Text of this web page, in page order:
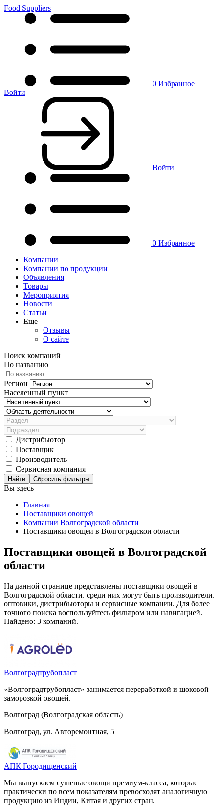
Food Suppliers
0 Избранное
Войти
Войти
0 Избранное
Компании
Компании по продукции
Объявления
Товары
Мероприятия
Новости
Статьи
Еще
Отзывы
О сайте
Поиск компаний
По названию
Регион
Населенный пункт
Дистрибьютор
Поставщик
Производитель
Сервисная компания
Сбросить фильтры
Вы здесь
Главная
Поставщики овощей
Компании Волгоградской области
Поставщики овощей в Волгоградской области
Поставщики овощей в Волгоградской
области
На данной странице представлены поставщики овощей в
Волгоградской области, среди них могут быть производители,
оптовики, дистрибьюторы и сервисные компании. Для более
точного поиска воспользуйтесь фильтром или навигацией.
Найдено: 3 компаний.
Волгоградтрубопласт
«Волгоградтрубопласт» занимается переработкой и шоковой
заморозкой овощей.
Волгоград (Волгоградская область)
Волгоград, ул. Авторемонтная, 5
АПК Городищенский
Мы выпускаем сушеные овощи премиум-класса, которые
практически по всем показателям превосходят аналогичную
продукцию из Индии, Китая и других стран.